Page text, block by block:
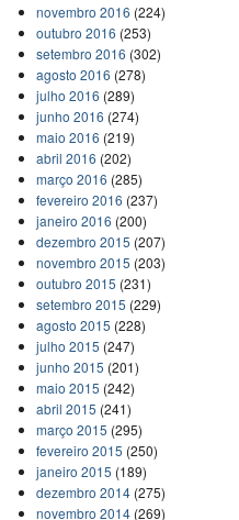
novembro 2016 (224)
outubro 2016 (253)
setembro 2016 (302)
agosto 2016 (278)
julho 2016 (289)
junho 2016 (274)
maio 2016 (219)
abril 2016 (202)
março 2016 (285)
fevereiro 2016 (237)
janeiro 2016 (200)
dezembro 2015 (207)
novembro 2015 (203)
outubro 2015 (231)
setembro 2015 (229)
agosto 2015 (228)
julho 2015 (247)
junho 2015 (201)
maio 2015 (242)
abril 2015 (241)
março 2015 (295)
fevereiro 2015 (250)
janeiro 2015 (189)
dezembro 2014(275)
novembro 2014(269)